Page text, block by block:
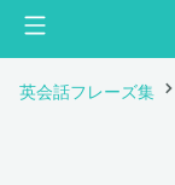
英会話フレーズ集